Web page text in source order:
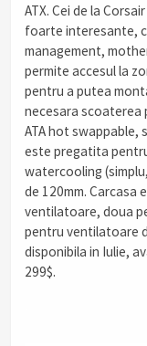
ATX. Cei de la
foarte interesante,
management,
permite accesul la
pentru a putea
necesara scoaterea
ATA hot swappable,
este pregatita
watercooling
de 120mm.
ventilatoare, doua
pentru ventilatoare
disponibila in Iulie,
299$.